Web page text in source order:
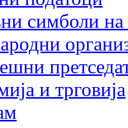
симболи
и трговија